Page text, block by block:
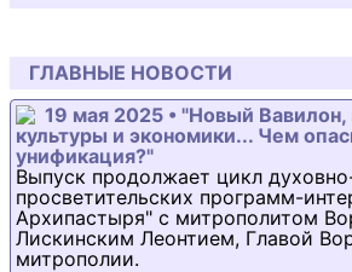
ГЛАВНЫЕ НОВОСТИ
19 мая 2025 • "Новый Вавилон,
культуры и экономики... Чем
унификация?"
Выпуск продолжает цикл
просветительских программ-
Архипастыря" с митрополитом
Лискинским Леонтием, Главой
митрополии.